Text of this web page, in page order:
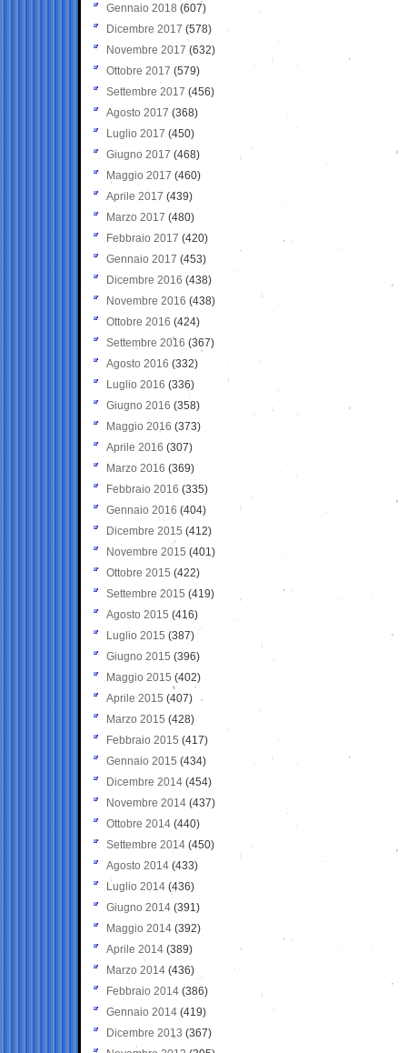
Gennaio 2018 (607)
Dicembre 2017 (578)
Novembre 2017 (632)
Ottobre 2017 (579)
Settembre 2017 (456)
Agosto 2017 (368)
Luglio 2017 (450)
Giugno 2017 (468)
Maggio 2017 (460)
Aprile 2017 (439)
Marzo 2017 (480)
Febbraio 2017 (420)
Gennaio 2017 (453)
Dicembre 2016 (438)
Novembre 2016 (438)
Ottobre 2016 (424)
Settembre 2016 (367)
Agosto 2016 (332)
Luglio 2016 (336)
Giugno 2016 (358)
Maggio 2016 (373)
Aprile 2016 (307)
Marzo 2016 (369)
Febbraio 2016 (335)
Gennaio 2016 (404)
Dicembre 2015 (412)
Novembre 2015 (401)
Ottobre 2015 (422)
Settembre 2015 (419)
Agosto 2015 (416)
Luglio 2015 (387)
Giugno 2015 (396)
Maggio 2015 (402)
Aprile 2015 (407)
Marzo 2015 (428)
Febbraio 2015 (417)
Gennaio 2015 (434)
Dicembre 2014 (454)
Novembre 2014 (437)
Ottobre 2014 (440)
Settembre 2014 (450)
Agosto 2014 (433)
Luglio 2014 (436)
Giugno 2014 (391)
Maggio 2014 (392)
Aprile 2014 (389)
Marzo 2014 (436)
Febbraio 2014 (386)
Gennaio 2014 (419)
Dicembre 2013 (367)